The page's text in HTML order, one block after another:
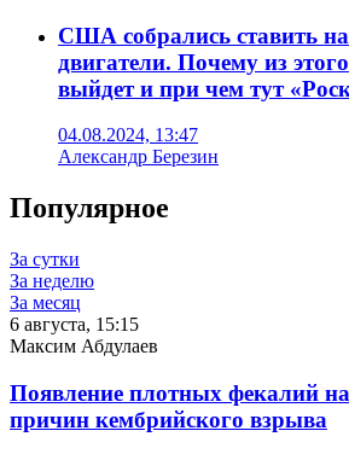
США собрались ставить
двигатели. Почему из
выйдет и при чем тут
04.08.2024, 13:47
Александр Березин
Популярное
За сутки
За неделю
За месяц
6 августа, 15:15
Максим Абдулаев
Появление плотных фекалий
причин кембрийского взрыва